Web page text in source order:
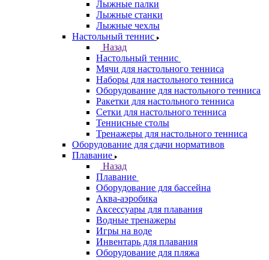
Лыжные палки
Лыжные станки
Лыжные чехлы
Настольный теннис
Назад
Настольный теннис
Мячи для настольного тенниса
Наборы для настольного тенниса
Оборудование для настольного тенниса
Ракетки для настольного тенниса
Сетки для настольного тенниса
Теннисные столы
Тренажеры для настольного тенниса
Оборудование для сдачи нормативов
Плавание
Назад
Плавание
Оборудование для бассейна
Аква-аэробика
Аксессуары для плавания
Водные тренажеры
Игры на воде
Инвентарь для плавания
Оборудование для пляжа